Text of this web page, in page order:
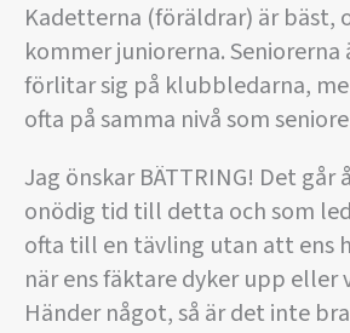
Kadetterna (föräldrar) är bäst,
kommer juniorerna. Seniorerna
förlitar sig på klubbledarna,
ofta på samma nivå som
Jag önskar BÄTTRING! Det går
onödig tid till detta och som
ofta till en tävling utan att ens
när ens fäktare dyker upp eller
Händer något, så är det inte